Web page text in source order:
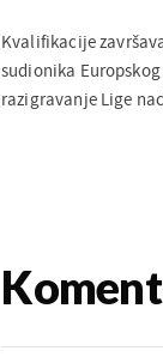
Kvalifikacije
sudionika
razigravanje Lige